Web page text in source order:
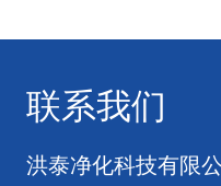
联系我们
洪泰净化科技有限